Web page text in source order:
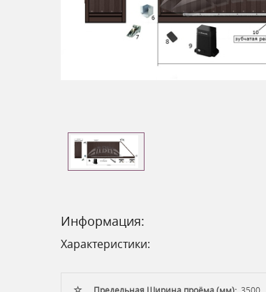
Информация:
Характеристики:
Предельная Ширина проёма (мм): 3500